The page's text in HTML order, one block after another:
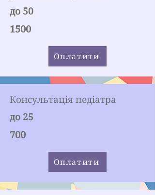
до 50
1500
Оплатити
Консультація педіатра
до 25
700
Оплатити